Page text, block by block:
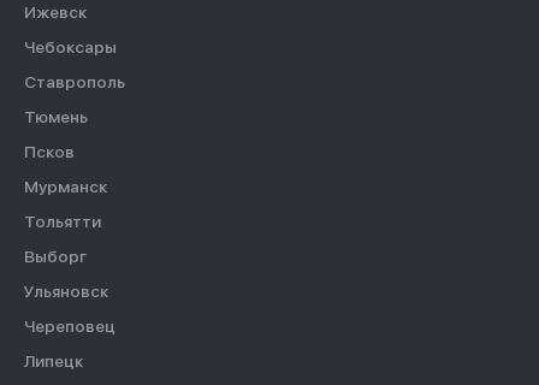
Ижевск
Чебоксары
Ставрополь
Тюмень
Псков
Мурманск
Тольятти
Выборг
Ульяновск
Череповец
Липецк